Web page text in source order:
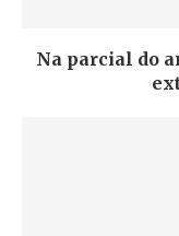
Na parcial do